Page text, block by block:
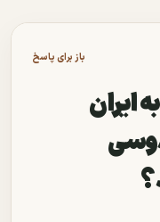
باز برای پاسخ
ایران